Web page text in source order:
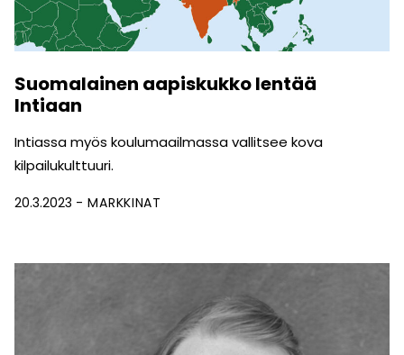
Suomalainen aapiskukko lentää
Intiaan
Intiassa myös koulumaailmassa vallitsee kova
kilpailukulttuuri.
20.3.2023 MARKKINAT